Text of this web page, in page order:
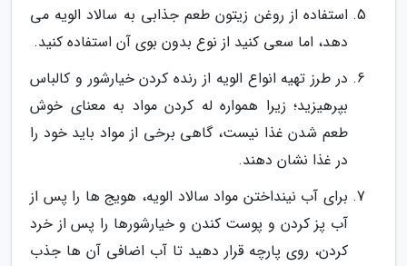
استفاده از روغن زیتون طعم جذابی به سالاد الویه می
دهد، اما سعی کنید از نوع بدون بوی آن استفاده کنید.
در طرز تهیه انواع الویه از رنده کردن خیارشور و کالباس
بپرهیزید؛ زیرا همواره له کردن مواد به معنای خوش
طعم شدن غذا نیست، گاهی برخی از مواد باید خود را
در غذا نشان دهند.
برای آب نینداختن مواد سالاد الویه، هویج ها را پس از
آب پز کردن و پوست کندن و خیارشورها را پس از خرد
کردن، روی پارچه قرار دهید تا آب اضافی آن ها جذب